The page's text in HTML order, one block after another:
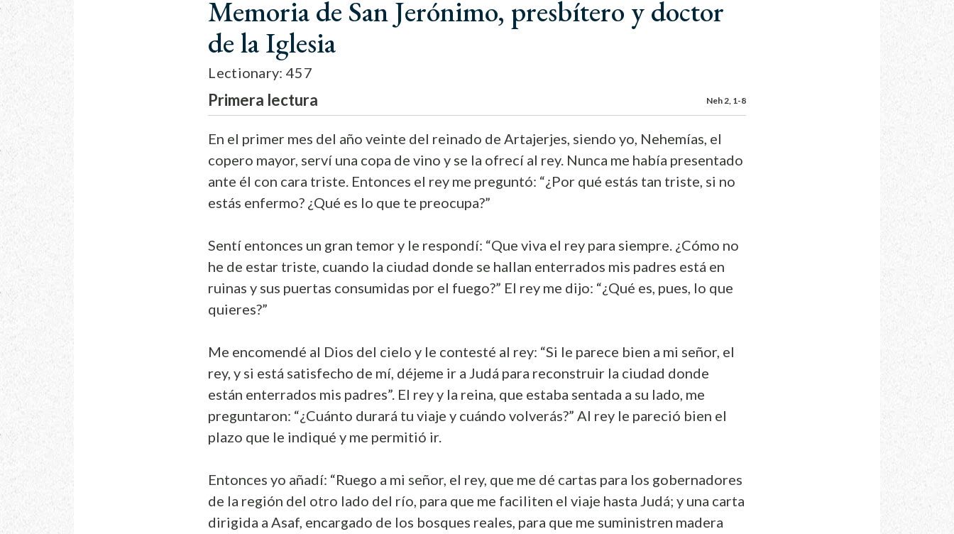
Memoria de San Jerónimo, presbítero y doctor
de la Iglesia
Lectionary: 457
Primera lectura Neh 2, 1-8
En el primer mes del año veinte del reinado de Artajerjes, siendo yo, Nehemías, el
copero mayor, serví una copa de vino y se la ofrecí al rey. Nunca me había presentado
ante él con cara triste. Entonces el rey me preguntó: “¿Por qué estás tan triste, si no
estás enfermo? ¿Qué es lo que te preocupa?”
Sentí entonces un gran temor y le respondí: “Que viva el rey para siempre. ¿Cómo no
he de estar triste, cuando la ciudad donde se hallan enterrados mis padres está en
ruinas y sus puertas consumidas por el fuego?” El rey me dijo: “¿Qué es, pues, lo que
quieres?”
Me encomendé al Dios del cielo y le contesté al rey: “Si le parece bien a mi señor, el
rey, y si está satisfecho de mí, déjeme ir a Judá para reconstruir la ciudad donde
están enterrados mis padres”. El rey y la reina, que estaba sentada a su lado, me
preguntaron: “¿Cuánto durará tu viaje y cuándo volverás?” Al rey le pareció bien el
plazo que le indiqué y me permitió ir.
Entonces yo añadí: “Ruego a mi señor, el rey, que me dé cartas para los gobernadores
de la región del otro lado del río, para que me faciliten el viaje hasta Judá; y una carta
dirigida a Asaf, encargado de los bosques reales, para que me suministren madera